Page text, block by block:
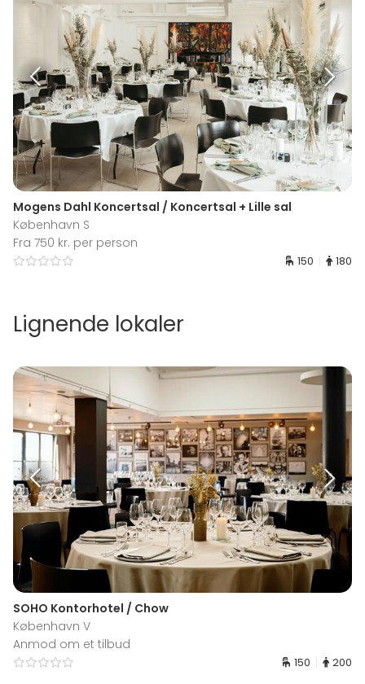
Mogens Dahl Koncertsal / Koncertsal + Lille sal
København S
Fra 750 kr. per person
150 180
Lignende lokaler
SOHO Kontorhotel / Chow
København V
Anmod om et tilbud
150 200